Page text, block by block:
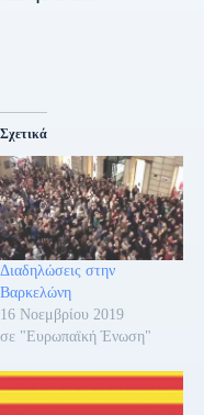
Σχετικά
Διαδηλώσεις στην
Βαρκελώνη
16 Νοεμβρίου 2019
σε "Ευρωπαϊκή Ένωση"